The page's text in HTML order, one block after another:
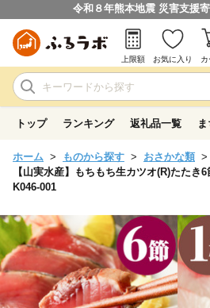
令和８年熊本地震 災害支援
上限額 お気に入り カ
トップ ランキング 返礼品一覧
ホーム ものから探す おさかな類
【山実水産】もちもち生カツオ(R)たた
K046-001